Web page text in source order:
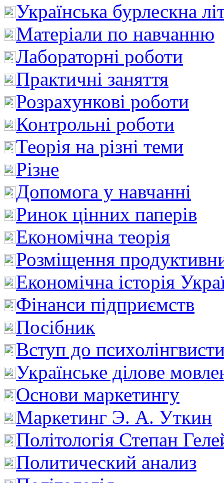
Українська бурлескна
Матеріали по навчанню
Лабораторні роботи
Практичні заняття
Розрахункові роботи
Контрольні роботи
Теорія на різні теми
Різне
Допомога у навчанні
Ринок цінних паперів
Економічна теорія
Розміщення
Економічна історія
Фінанси підприємств
Посібник
Вступ до
Українське ділове
Основи маркетингу
Маркетинг Э. А. Уткин
Політологія Степан
Политический анализ